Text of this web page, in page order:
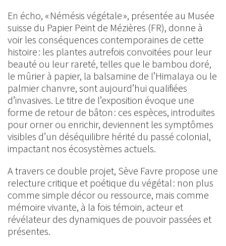
En écho, « Némésis végétale », présentée au Musée
suisse du Papier Peint de Mézières (FR), donne à
voir les conséquences contemporaines de cette
histoire : les plantes autrefois convoitées pour leur
beauté ou leur rareté, telles que le bambou doré,
le mûrier à papier, la balsamine de l’Himalaya ou le
palmier chanvre, sont aujourd’hui qualifiées
d’invasives. Le titre de l’exposition évoque une
forme de retour de bâton : ces espèces, introduites
pour orner ou enrichir, deviennent les symptômes
visibles d’un déséquilibre hérité du passé colonial,
impactant nos écosystèmes actuels.
A travers ce double projet, Sève Favre propose une
relecture critique et poétique du végétal : non plus
comme simple décor ou ressource, mais comme
mémoire vivante, à la fois témoin, acteur et
révélateur des dynamiques de pouvoir passées et
présentes.